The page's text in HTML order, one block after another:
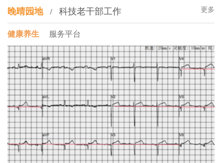
晚晴园地 / 科技老干部工作 更多
健康养生 服务平台